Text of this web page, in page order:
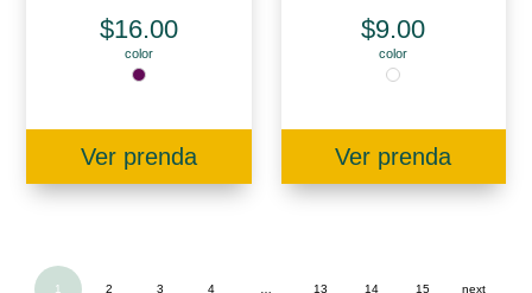
$16.00
color
Ver prenda
$9.00
color
Ver prenda
1 2 3 4 13 14 15 next